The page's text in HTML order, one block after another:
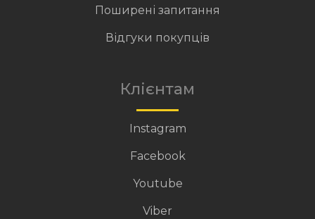
Поширені запитання
Відгуки покупців
Клієнтам
Instagram
Facebook
Youtube
Viber